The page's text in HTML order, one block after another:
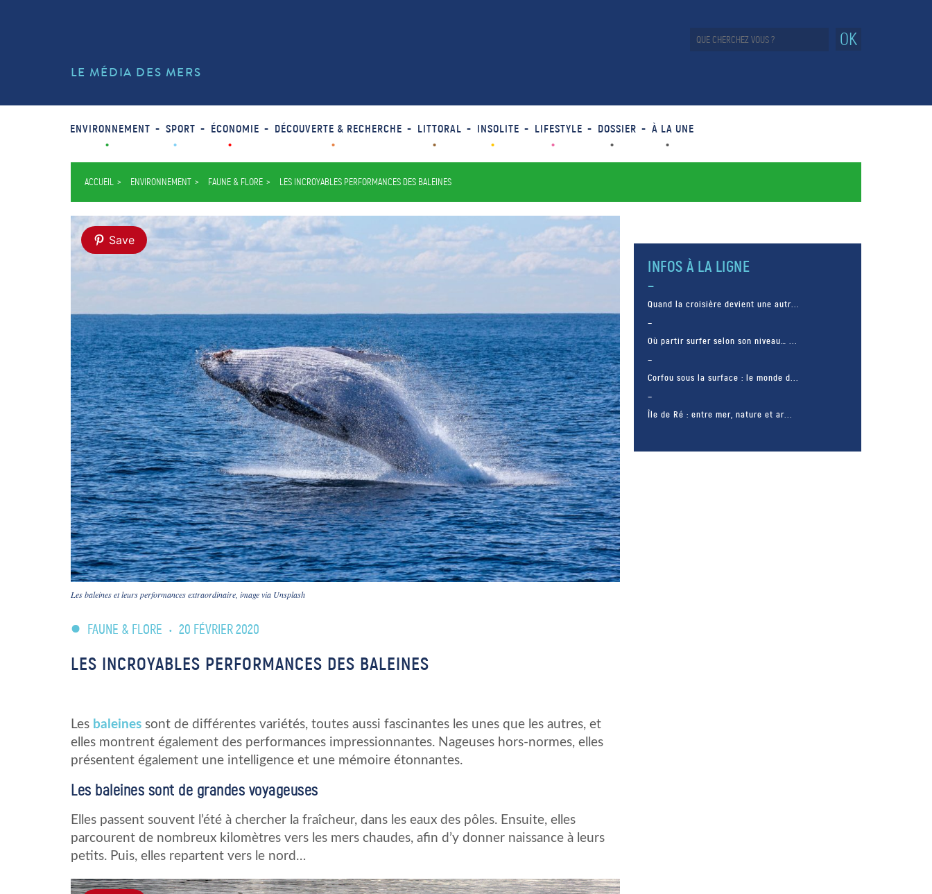
LE MÉDIA DES MERS
OK
ENVIRONNEMENT SPORT ÉCONOMIE DÉCOUVERTE & RECHERCHE LITTORAL INSOLITE LIFESTYLE DOSSIER À LA UNE
ACCUEIL ENVIRONNEMENT FAUNE & FLORE LES INCROYABLES PERFORMANCES DES BALEINES
Save
Les baleines et leurs performances extraordinaire, image via Unsplash
FAUNE & FLORE • 20 FÉVRIER 2020
LES INCROYABLES PERFORMANCES DES BALEINES
Les baleines sont de différentes variétés, toutes aussi fascinantes les unes que les autres, et
elles montrent également des performances impressionnantes. Nageuses hors-normes, elles
présentent également une intelligence et une mémoire étonnantes.
Les baleines sont de grandes voyageuses
Elles passent souvent l’été à chercher la fraîcheur, dans les eaux des pôles. Ensuite, elles
parcourent de nombreux kilomètres vers les mers chaudes, afin d’y donner naissance à leurs
petits. Puis, elles repartent vers le nord…
INFOS À LA LIGNE
Quand la croisière devient une autr...
Où partir surfer selon son niveau… ...
Corfou sous la surface : le monde d...
Île de Ré : entre mer, nature et ar...